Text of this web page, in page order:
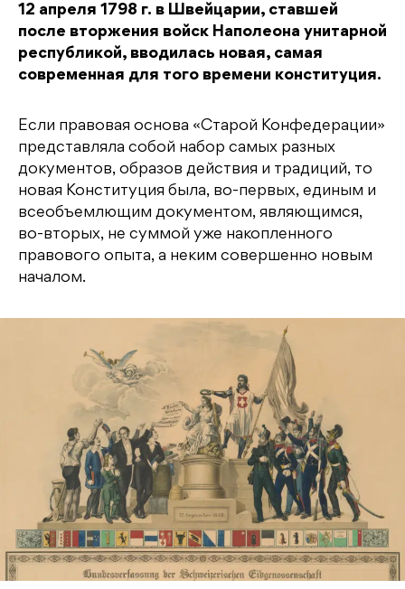
12 апреля 1798 г. в Швейцарии, ставшей
после вторжения войск Наполеона унитарной
республикой, вводилась новая, самая
современная для того времени конституция.
Если правовая основа «Старой Конфедерации»
представляла собой набор самых разных
документов, образов действия и традиций, то
новая Конституция была, во-первых, единым и
всеобъемлющим документом, являющимся,
во-вторых, не суммой уже накопленного
правового опыта, а неким совершенно новым
началом.